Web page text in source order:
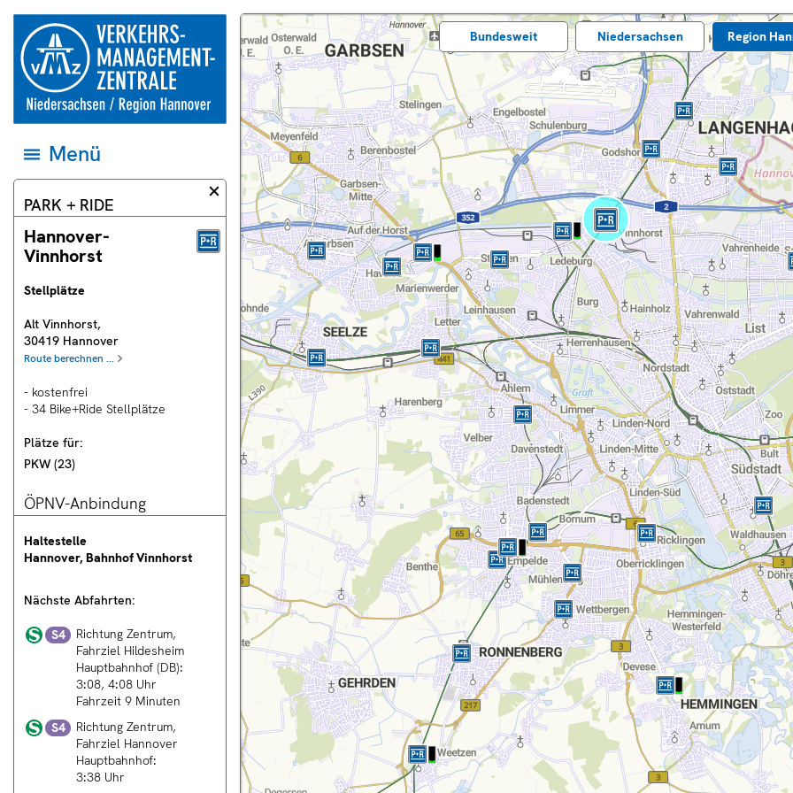
Springe direkt zum Inhalt
zur
Startseite
der
Verkehrsmanagementzentrale
Niedersachsen
und
Region
Menü
öffnen
und
ersten
Eintrag
springen
Menü
City
PARK + RIDE
Informationsdialog
schließen
Hannover-
Vinnhorst
Stellplätze
Alt Vinnhorst,
30419 Hannover
Route berechnen ...
- kostenfrei
- 34 Bike+Ride Stellplätze
Plätze für:
PKW (23)
ÖPNV-Anbindung
Haltestelle
Hannover, Bahnhof Vinnhorst
Nächste Abfahrten:
S-
S4
Richtung Zentrum,
Fahrziel Hildesheim
Hauptbahnhof (DB):
3:08 4:08 Uhr
Fahrzeit 9 Minuten
S-
S4
Richtung Zentrum,
Fahrziel Hannover
Hauptbahnhof:
3:38 Uhr
Dieser
Bereich
der
Webseite
zeigt
eine
Landkarte.
Karte
und
Datenquellen
jeweilige
Gebiet
einstellen
Bundes­weit Nieder­sachsen Region